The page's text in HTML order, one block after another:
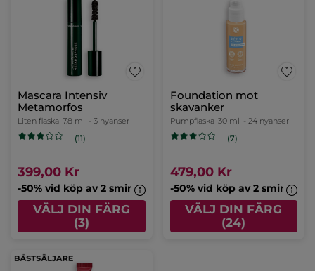
Mascara Intensiv
Metamorfos
Liten flaska 7.8 ml - 3 nyanser
(11)
399,00 Kr
-50% vid köp av 2 sminkprodukter
VÄLJ DIN FÄRG
(3)
Foundation mot
skavanker
Pumpflaska 30 ml - 24 nyanser
(7)
479,00 Kr
-50% vid köp av 2
VÄLJ DIN FÄRG
(24)